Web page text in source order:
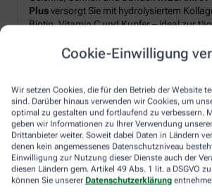
Cookie-Einwilligung
Wir setzen Cookies, die für den Betrieb der Website
sind. Darüber hinaus verwenden wir Cookies, um
optimal zu gestalten und fortlaufend zu verbessern.
geben wir Informationen zu Ihrer Verwendung
Drittanbieter weiter. Soweit dabei Daten in Ländern
denen kein angemessenes Datenschutzniveau
Einwilligung zur Nutzung dieser Dienste auch der
diesen Ländern gem. Artikel 49 Abs. 1 lit. a DSGVO
können Sie unserer Datenschutzerklärung
Plusversorgt Sie mit hydrolysiertem
Biotin, Vitamin C und Kupfer – ideal zur
Produkt‑Highlights:
Hydrolysiertes Kollagen plus Biotin,
Pulverform – leicht löslich, frischer
Schnell angerührt: morgens oder nach
Ihr Genussmoment: